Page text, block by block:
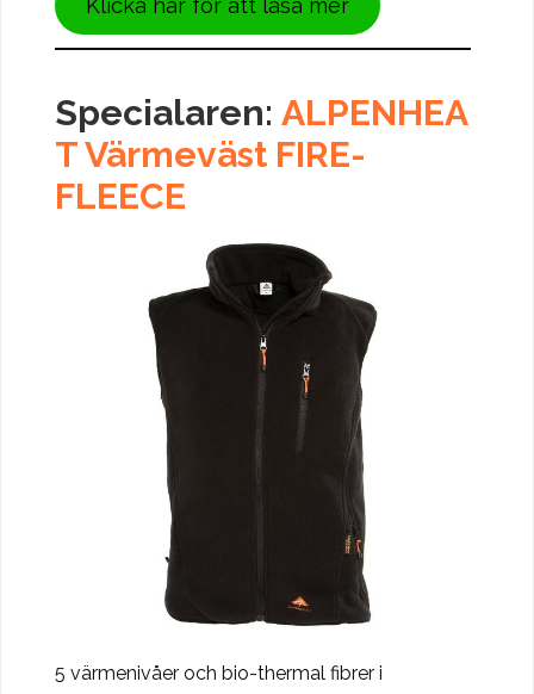
Klicka här för att läsa mer
Specialaren: ALPENHEA
T Värmeväst FIRE-
FLEECE
5 värmenivåer och bio-thermal fibrer i